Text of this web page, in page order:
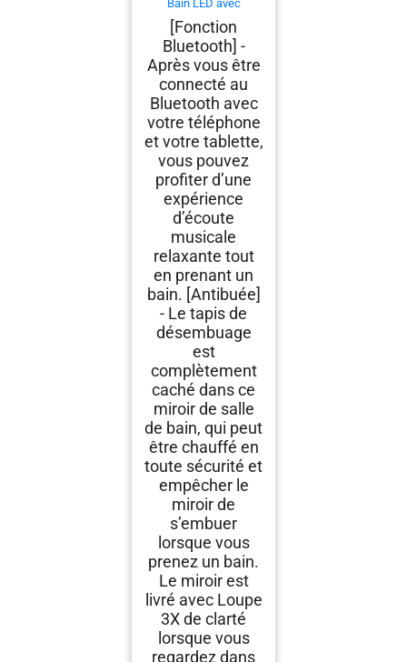
Bain LED avec
Bluetooth 120x70cm,
Miroir Lumineux avec 3
Couleurs + Dimmable +
Anti-buée +
Grossissant 3X,Miroir
Mural Interrupteur
Tactile Étanche
[Fonction
Bluetooth] -
Après vous être
connecté au
Bluetooth avec
votre téléphone
et votre tablette,
vous pouvez
profiter d’une
expérience
d’écoute
musicale
relaxante tout
en prenant un
bain. [Antibuée]
- Le tapis de
désembuage
est
complètement
caché dans ce
miroir de salle
de bain, qui peut
être chauffé en
toute sécurité et
empêcher le
miroir de
s’embuer
lorsque vous
prenez un bain.
Le miroir est
livré avec Loupe
3X de clarté
lorsque vous
regardez dans